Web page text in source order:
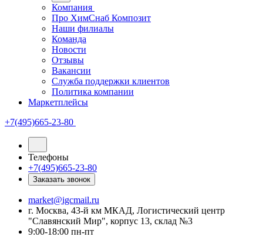
Компания
Про ХимСнаб Композит
Наши филиалы
Команда
Новости
Отзывы
Вакансии
Служба поддержки клиентов
Политика компании
Маркетплейсы
+7(495)665-23-80
Телефоны
+7(495)665-23-80
Заказать звонок
market@igcmail.ru
г. Москва, 43-й км МКАД, Логистический центр
"Славянский Мир", корпус 13, склад №3
9:00-18:00 пн-пт